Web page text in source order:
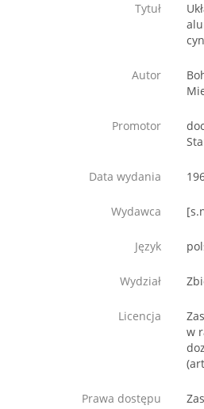
Tytuł
Autor
Promotor
Data wydania
Wydawca
Język
Wydział
Licencja
w
Prawa dostępu